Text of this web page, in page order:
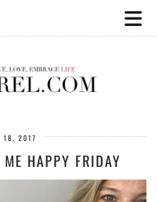
18, 2017
HAPPY FRIDAY